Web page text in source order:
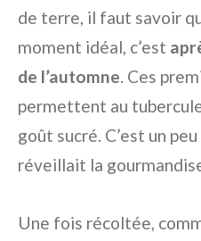
de terre, il faut savoir
moment idéal, c’est
de l’automne. Ces
permettent au
goût sucré. C’est un
réveillait la
Une fois récoltée,